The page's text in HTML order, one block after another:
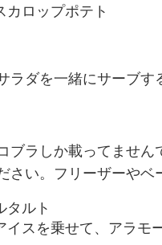
カロップポテト
ラダを一緒にサーブす
ブラしか載ってませ
さい。フリーザーやベ
タルト
イスを乗せて、アラモ